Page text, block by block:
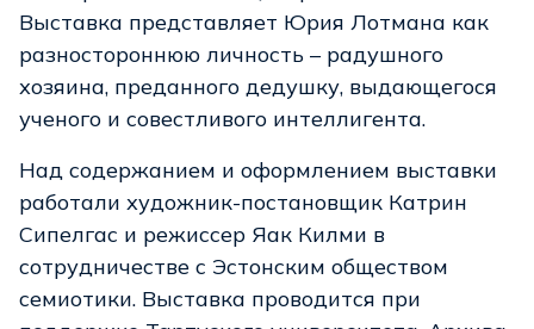
Выставка представляет Юрия Лотмана как
разностороннюю личность – радушного
хозяина, преданного дедушку, выдающегося
ученого и совестливого интеллигента.
Над содержанием и оформлением выставки
работали художник-постановщик Катрин
Сипелгас и режиссер Яак Килми в
сотрудничестве с Эстонским обществом
семиотики. Выставка проводится при